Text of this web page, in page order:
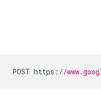
POST https : //